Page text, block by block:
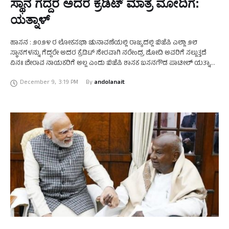
ಸ್ಥಾನ ಗೆದ್ದರೆ ಅದರ ಕ್ರೆಡಿಟ್ ಮಾತ್ರ ಮೋದಿಗೆ:
ಯತ್ನಾಳ್
ಹಾಸನ : ೨೦೨೪ ರ ಲೋಕಸಭಾ ಚುನಾವಣೆಯಲ್ಲಿ ರಾಜ್ಯದಲ್ಲಿ ಬಿಜೆಪಿ ಎಲ್ಲಾ ೨೮
ಸ್ಥಾನಗಳನ್ನು ಗೆದ್ದರೇ ಅದರ ಕ್ರೆಡಿಟ್‌ ನೇರವಾಗಿ ನರೇಂದ್ರ ಮೋದಿ ಅವರಿಗೆ ಸಲ್ಲುತ್ತದೆ
ವಿನಃ ಬೇರಾವ ನಾಯಕರಿಗೆ ಅಲ್ಲ ಎಂದು ಬಿಜೆಪಿ ಶಾಸಕ ಬಸನಗೌಡ ಪಾಟೀಲ್‌ ಯತ್ನಾಳ್‌
December 9, 3:19 PM By andolanait